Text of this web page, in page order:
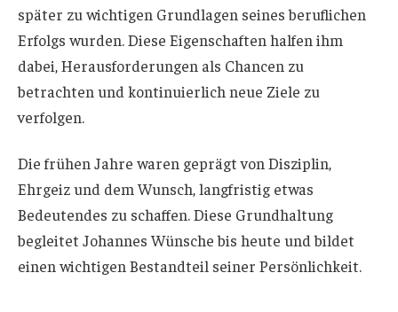
später zu wichtigen Grundlagen seines beruflichen
Erfolgs wurden. Diese Eigenschaften halfen ihm
dabei, Herausforderungen als Chancen zu
betrachten und kontinuierlich neue Ziele zu
verfolgen.
Die frühen Jahre waren geprägt von Disziplin,
Ehrgeiz und dem Wunsch, langfristig etwas
Bedeutendes zu schaffen. Diese Grundhaltung
begleitet Johannes Wünsche bis heute und bildet
einen wichtigen Bestandteil seiner Persönlichkeit.